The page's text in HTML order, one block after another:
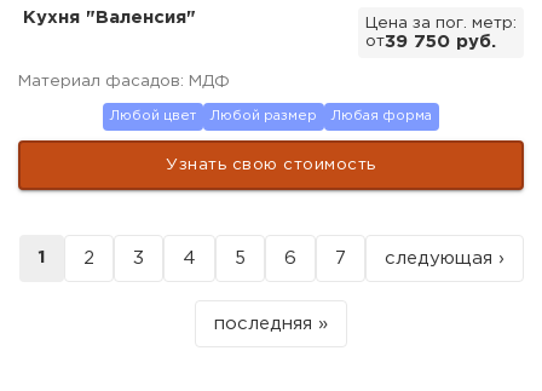
Цена за пог. метр:
от39 750 руб.
Кухня "Валенсия"
Материал фасадов: МДФ
Любой цвет Любой размер Любая форма
Узнать свою стоимость
Страницы
1 2 3 4 5 6 7 следующая ›
последняя »